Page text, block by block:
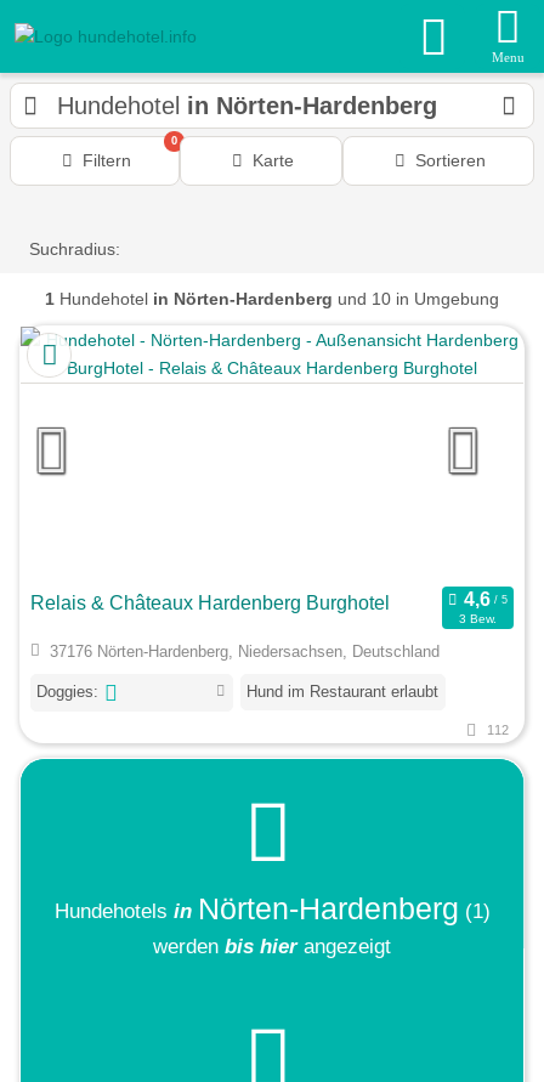
Menu
Hundehotel in Nörten-Hardenberg
Filtern
0
Karte Sortieren
Suchradius:
1 Hundehotel in Nörten-Hardenberg und 10 in Umgebung
Relais & Châteaux Hardenberg Burghotel
3 Bew.
37176 Nörten-Hardenberg, Niedersachsen, Deutschland
Doggies: Hund im Restaurant erlaubt
112
Hundehotels in Nörten-Hardenberg (1)
werden bis hierangezeigt